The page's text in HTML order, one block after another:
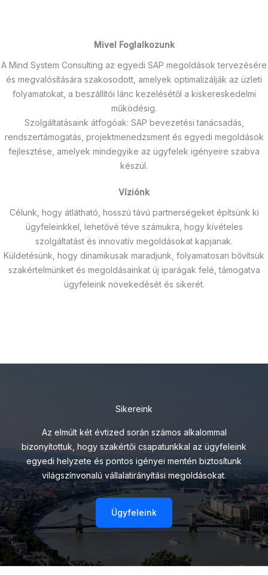
Mivel Foglalkozunk
A Mind System Consulting az egyedi SAP megoldások tervezésére
és megvalósítására szakosodott, amelyek optimalizálják az üzleti
folyamatokat, a beszállítói lánc kezelésétől a kiskereskedelmi
működésig.
Szolgáltatásaink átfogóak: SAP bevezetési tanácsadás,
rendszertámogatás, projektmenedzsment és egyedi megoldások
fejlesztése, amelyek mindegyike az ügyfelek igényeire szabva
készül.
Víziónk
Célunk, hogy átlátható, hosszú távú partnerségeket építsünk ki
ügyfeleinkkel, lehetővé téve számukra, hogy kivételes
szolgáltatást és innovatív megoldásokat kapjanak.
Küldetésünk, hogy dinamikusak maradjunk, folyamatosan bővítsük
szakértelmünket és megoldásainkat új iparágak felé, támogatva
ügyfeleink növekedését és sikerét.
Sikereink
Az elmúlt két évtized során számos alkalommal
bizonyítottuk, hogy szakértői csapatunkkal az ügyfeleink
egyedi helyzete és pontos igényei mentén biztosítunk
világszínvonalú vállalatirányítási megoldásokat.
Ügyfeleink